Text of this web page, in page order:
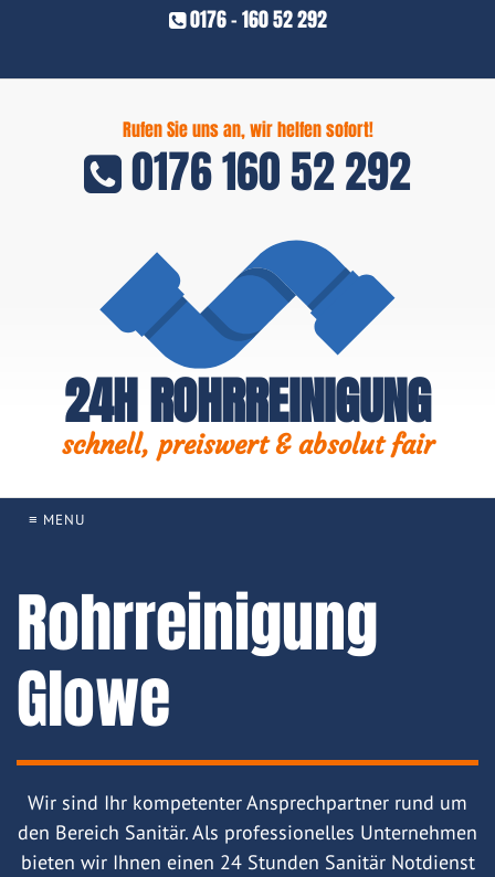
0176 - 160 52 292
Rufen Sie uns an, wir helfen sofort!
0176 160 52 292
24H ROHRREINIGUNG
schnell, preiswert & absolut fair
≡ MENU
Rohrreinigung
Glowe
Wir sind Ihr kompetenter Ansprechpartner rund um
den Bereich Sanitär. Als professionelles Unternehmen
bieten wir Ihnen einen 24 Stunden Sanitär Notdienst